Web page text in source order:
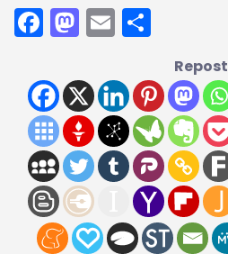
Facebook
Mastodon
Email
Repost